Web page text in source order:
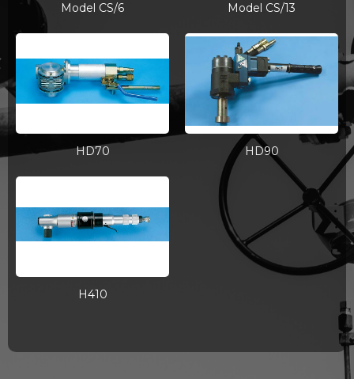
Model CS/6 Model CS/13
HD70 HD90
H410